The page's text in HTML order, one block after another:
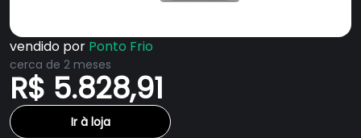
vendido por Ponto Frio
cerca de 2 meses
R$ 5.828,91
Ir à loja